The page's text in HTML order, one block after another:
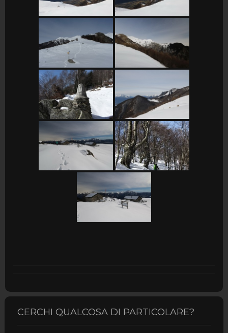
CERCHI QUALCOSA DI PARTICOLARE?